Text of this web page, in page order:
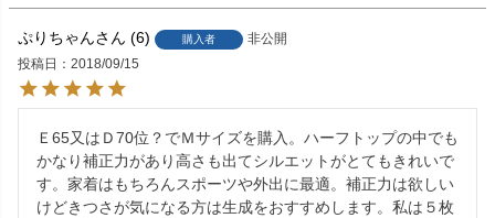
ぷりちゃん 6 購入者
非公開
投稿日
2018/09/15
Ｅ65又はＤ70位？でＭサイズを購入。ハーフトップの中でも
かなり補正力があり高さも出てシルエットがとてもきれいで
す。家着はもちろんスポーツや外出に最適。補正力は欲しい
けどきつさが気になる方は生成をおすすめします。私は５枚